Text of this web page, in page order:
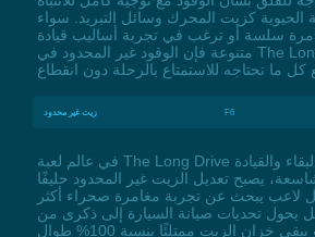
الحيوية كزيت المحرك وسائل التبريد. سواء
سلسة أو ترغب في تجربة أساليب قيادة
متنوعة فإن الوقود غير المحدود في The Long Drive يضعك في
زيت غير محدود F6
في عالم لعبة The Long Drive حيث تُختبر مهارات البقاء والقيادة
يصبح تعديل الزيت غير المحدود حليفًا
لاعب يبحث عن تجربة مغامرة صحراء أكثر
يحول تحديات صيانة السيارة إلى ذكرى من
الماضي، حيث يبقى خزان الزيت ممتلئًا بنسبة 100% طوال